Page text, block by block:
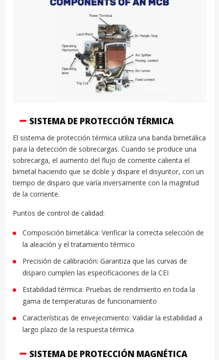
SISTEMA DE PROTECCIÓN TÉRMICA
El sistema de protección térmica utiliza una banda bimetálica
para la detección de sobrecargas. Cuando se produce una
sobrecarga, el aumento del flujo de corriente calienta el
bimetal haciendo que se doble y dispare el disyuntor, con un
tiempo de disparo que varía inversamente con la magnitud
de la corriente.
Puntos de control de calidad:
Composición bimetálica: Verificar la correcta selección de
la aleación y el tratamiento térmico
Precisión de calibración: Garantiza que las curvas de
disparo cumplen las especificaciones de la CEI
Estabilidad térmica: Pruebas de rendimiento en toda la
gama de temperaturas de funcionamiento
Características de envejecimiento: Validar la estabilidad a
largo plazo de la respuesta térmica
SISTEMA DE PROTECCIÓN MAGNÉTICA